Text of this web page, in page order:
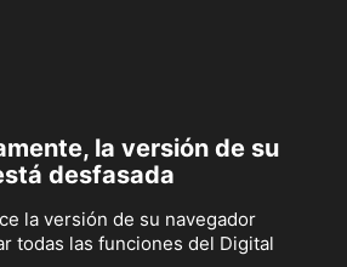
la versión de su
desfasada
la versión de su navegador
todas las funciones del Digital